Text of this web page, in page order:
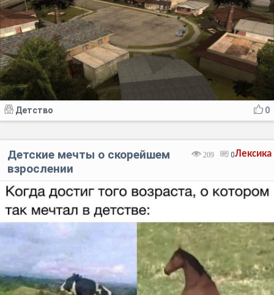
0
Детство
Лексика
209 0
Детские мечты о скорейшем
взрослении